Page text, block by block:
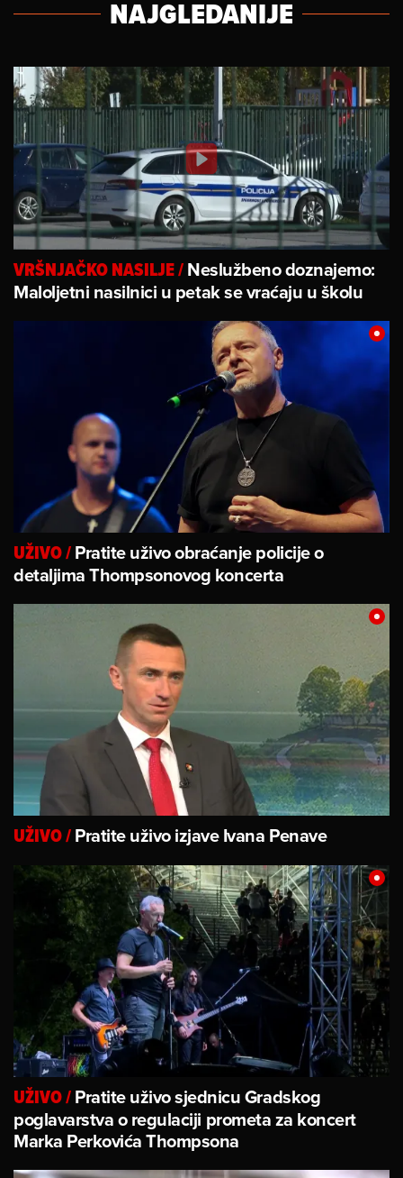
NAJGLEDANIJE
VRŠNJAČKO NASILJE/Neslužbeno doznajemo:
Maloljetni nasilnici u petak se vraćaju u školu
UŽIVO/Pratite uživo obraćanje policije o
detaljima Thompsonovog koncerta
UŽIVO/Pratite uživo izjave Ivana Penave
UŽIVO/Pratite uživo sjednicu Gradskog
poglavarstva o regulaciji prometa za koncert
Marka Perkovića Thompsona